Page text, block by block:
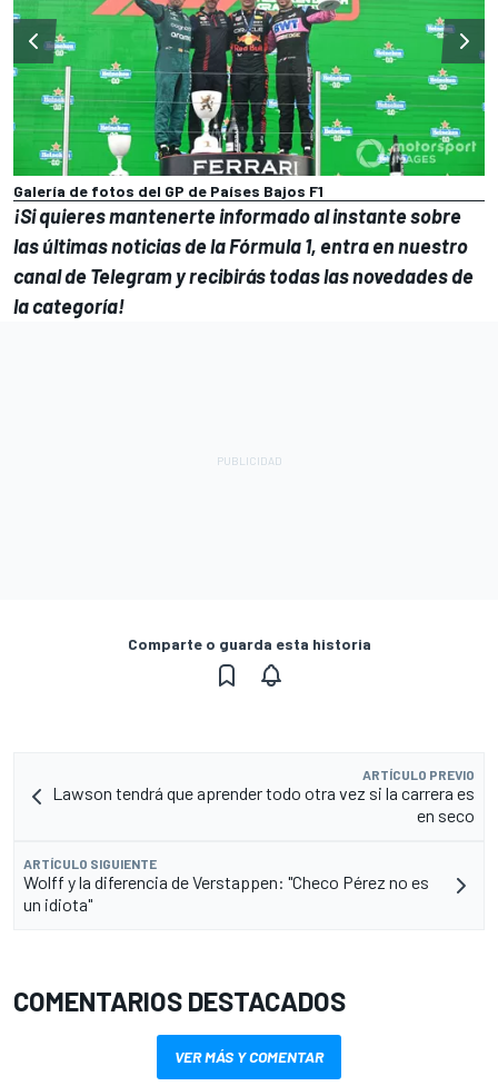
Galería de fotos del GP de Países Bajos F1
¡Si quieres mantenerte informado al instante sobre
las últimas noticias de laFórmula 1, entra ennuestro
canal de Telegramy recibirás todas las novedades de
la categoría!
Comparte o guarda esta historia
ARTÍCULO PREVIO
Lawson tendrá que aprender todo otra vez si la carrera es
en seco
ARTÍCULO SIGUIENTE
Wolff y la diferencia de Verstappen: "Checo Pérez no es
un idiota"
COMENTARIOS DESTACADOS
VER MÁS Y COMENTAR